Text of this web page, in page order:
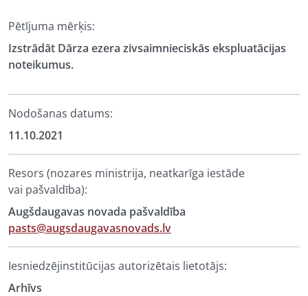
Pētījuma mērķis:
Izstrādāt Dārza ezera zivsaimnieciskās ekspluatācijas
noteikumus.
Nodošanas datums:
11.10.2021
Resors (nozares ministrija, neatkarīga iestāde
vai pašvaldība):
Augšdaugavas novada pašvaldība
pasts@augsdaugavasnovads.lv
Iesniedzējinstitūcijas autorizētais lietotājs:
Arhīvs